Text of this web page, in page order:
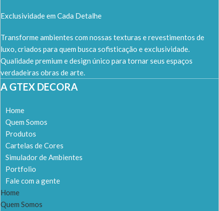
Exclusividade em Cada Detalhe
Transforme ambientes com nossas texturas e revestimentos de
luxo, criados para quem busca sofisticação e exclusividade.
Qualidade premium e design único para tornar seus espaços
verdadeiras obras de arte.
A GTEX DECORA
Home
Quem Somos
Produtos
Cartelas de Cores
Simulador de Ambientes
Portfolio
Fale com a gente
Home
Quem Somos